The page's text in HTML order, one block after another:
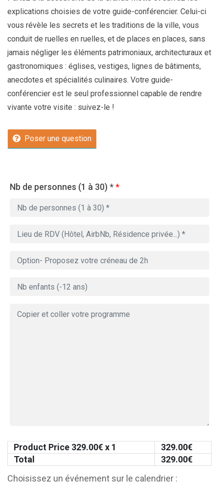
explications choisies de votre guide-conférencier. Celui-ci
vous révèle les secrets et les traditions de la ville, vous
conduit de ruelles en ruelles, et de places en places, sans
jamais négliger les éléments patrimoniaux, architecturaux et
gastronomiques : églises, vestiges, lignes de bâtiments,
anecdotes et spécialités culinaires. Votre guide-
conférencier est le seul professionnel capable de rendre
vivante votre visite : suivez-le !
Poser une question
Nb de personnes (1 à 30) **
Product Price 329.00€ x 1 329.00€
Total
329.00€
Choisissez un événement sur le calendrier :